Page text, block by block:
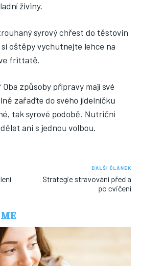
živiny.
syrový chřest do těstovin
oštěpy vychutnejte lehce na
frittatě.
způsoby přípravy mají své
zařaďte do svého jídelníčku
tak syrové podobě. Nutriční
ani s jednou volbou.
DALŠÍ ČLÁNEK
Strategie stravování před a
po cvičení